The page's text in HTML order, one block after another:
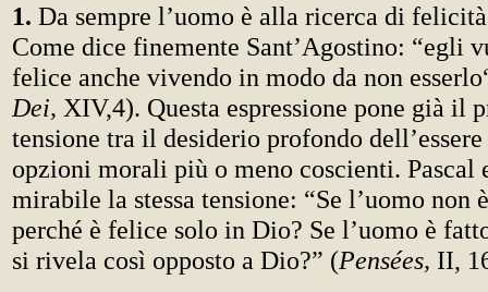
1. Da sempre l’uomo è alla ricerca di
Come dice finemente Sant’Agostino: “egli
felice anche vivendo in modo da non
Dei, XIV,4). Questa espressione pone già il
tensione tra il desiderio profondo
opzioni morali più o meno coscienti. Pascal
mirabile la stessa tensione: “Se l’uomo non
perché è felice solo in Dio? Se l’uomo è
si rivela così opposto a Dio?” (Pensées, II,